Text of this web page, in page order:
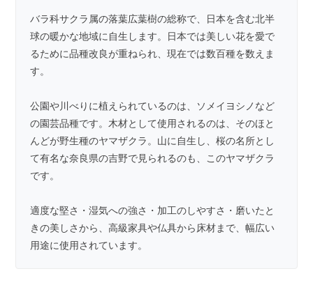
バラ科サクラ属の落葉広葉樹の総称で、日本を含む北半
球の暖かな地域に自生します。日本では美しい花を愛で
るために品種改良が重ねられ、現在では数百種を数えま
す。
公園や川べりに植えられているのは、ソメイヨシノなど
の園芸品種です。木材として使用されるのは、そのほと
んどが野生種のヤマザクラ。山に自生し、桜の名所とし
て有名な奈良県の吉野で見られるのも、このヤマザクラ
です。
適度な堅さ・湿気への強さ・加工のしやすさ・磨いたと
きの美しさから、高級家具や仏具から床材まで、幅広い
用途に使用されています。